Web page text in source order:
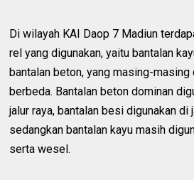
Di wilayah KAI Daop 7 Madiun
rel yang digunakan, yaitu bantalan
bantalan beton, yang masing-masing
berbeda. Bantalan beton dominan
jalur raya, bantalan besi digunakan di
sedangkan bantalan kayu masih
serta wesel.